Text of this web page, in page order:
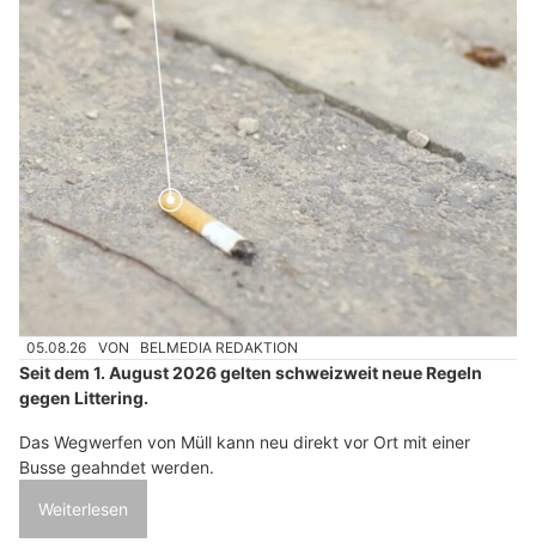
05.08.26 VON BELMEDIA REDAKTION
Seit dem 1. August 2026 gelten schweizweit neue Regeln
gegen Littering.
Das Wegwerfen von Müll kann neu direkt vor Ort mit einer
Busse geahndet werden.
Weiterlesen